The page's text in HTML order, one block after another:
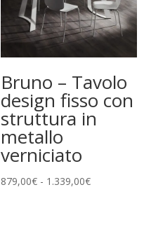
Bruno – Tavolo
design fisso con
struttura in
metallo
verniciato
879,00€ - 1.339,00€Fascia